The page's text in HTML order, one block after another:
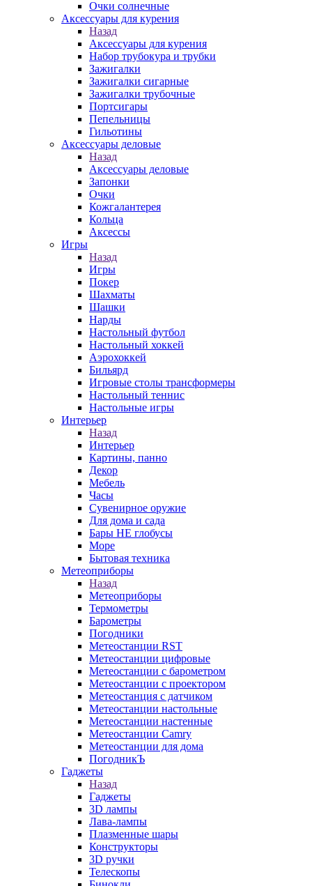
Очки солнечные
Аксессуары для курения
Назад
Аксессуары для курения
Набор трубокура и трубки
Зажигалки
Зажигалки сигарные
Зажигалки трубочные
Портсигары
Пепельницы
Гильотины
Аксессуары деловые
Назад
Аксессуары деловые
Запонки
Очки
Кожгалантерея
Кольца
Аксессы
Игры
Назад
Игры
Покер
Шахматы
Шашки
Нарды
Настольный футбол
Настольный хоккей
Аэрохоккей
Бильярд
Игровые столы трансформеры
Настольный теннис
Настольные игры
Интерьер
Назад
Интерьер
Картины, панно
Декор
Мебель
Часы
Сувенирное оружие
Для дома и сада
Бары НЕ глобусы
Море
Бытовая техника
Метеоприборы
Назад
Метеоприборы
Термометры
Барометры
Погодники
Метеостанции RST
Метеостанции цифровые
Метеостанции с барометром
Метеостанции с проектором
Метеостанция с датчиком
Метеостанции настольные
Метеостанции настенные
Метеостанции Camry
Метеостанции для дома
ПогодникЪ
Гаджеты
Назад
Гаджеты
3D лампы
Лава-лампы
Плазменные шары
Конструкторы
3D ручки
Телескопы